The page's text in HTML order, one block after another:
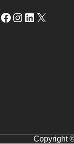
Facebook
Instagram
LinkedIn
X
Copyright